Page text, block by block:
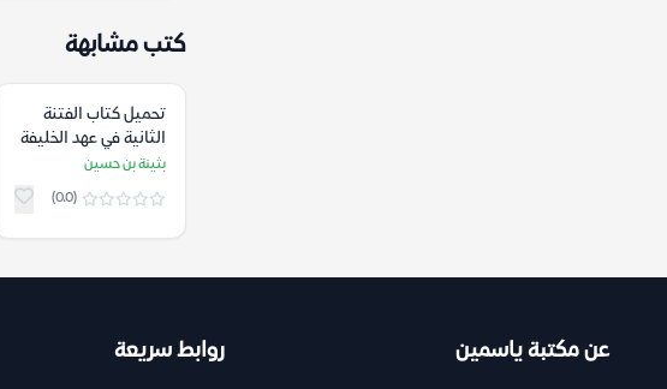
كتب مشابهة
تحميل كتاب الفتنة
الثانية في عهد الخليفة
يزيد بن معاوية – بثينة
بثينة بن حسين
(0.0)
عن مكتبة ياسمين روابط سريعة